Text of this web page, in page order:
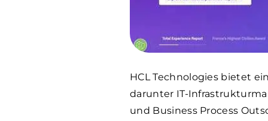
HCL Technologies bietet
darunter IT-
und Business Process